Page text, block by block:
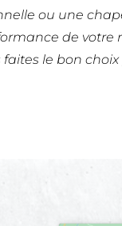
ou une
de votre
le bon